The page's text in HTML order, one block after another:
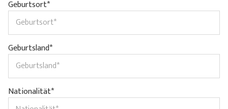
Geburtsort*
Geburtsland*
Nationalität*